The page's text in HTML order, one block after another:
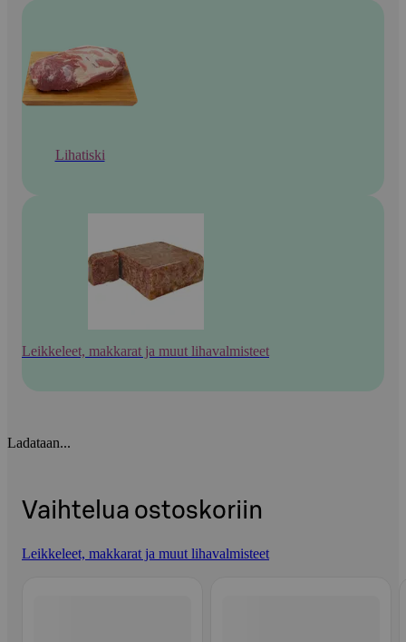
Lihatiski
Leikkeleet, makkarat ja muut lihavalmisteet
Ladataan...
Vaihtelua ostoskoriin
Leikkeleet, makkarat ja muut lihavalmisteet